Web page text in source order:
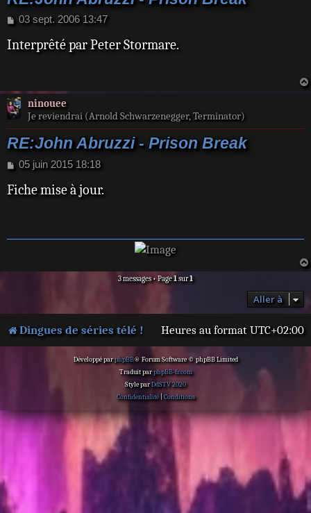
M
s
e
03 sept. 2006 13:47
Interprêté par Peter Stormare.
ninouee
Je reviendrai (Arnold Schwarzenegger, Terminator)
RE:John Abruzzi - Prison Break
M
s
e
05 juin 2015 18:18
Fiche mise à jour.
3 messages • Page1sur1
Aller à
Dingues de séries télé ! Heures au format UTC+02:00
Développé parphpBB® Forum Software © phpBB Limited
Traduit parphpBB-fr.com
Style parDdSTV 2020
Confidentialité| Conditions